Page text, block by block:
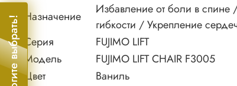
Помогите выбрать! Назначение
Избавление от боли в
гибкости / Укрепление
Серия
FUJIMO LIFT
Модель
FUJIMO LIFT CHAIR F3005
Цвет
Ваниль